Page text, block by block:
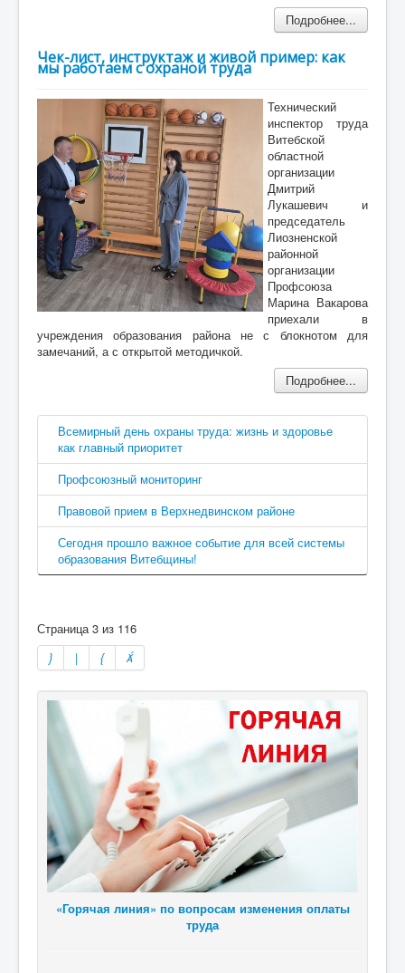
Подробнее...
Чек-лист, инструктаж и живой пример: как
мы работаем с охраной труда
Технический
инспектор труда
Витебской
областной
организации
Дмитрий
Лукашевич и
председатель
Лиозненской
районной
организации
Профсоюза
Марина Вакарова
приехали в
учреждения образования района не с блокнотом для
замечаний, а с открытой методичкой.
Подробнее...
Всемирный день охраны труда: жизнь и здоровье
как главный приоритет
Профсоюзный мониторинг
Правовой прием в Верхнедвинском районе
Сегодня прошло важное событие для всей системы
образования Витебщины!
Страница 3 из 116
«Горячая линия» по вопросам изменения оплаты
труда